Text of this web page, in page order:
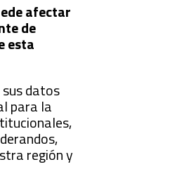
afectar
de
esta
datos
para la
región y